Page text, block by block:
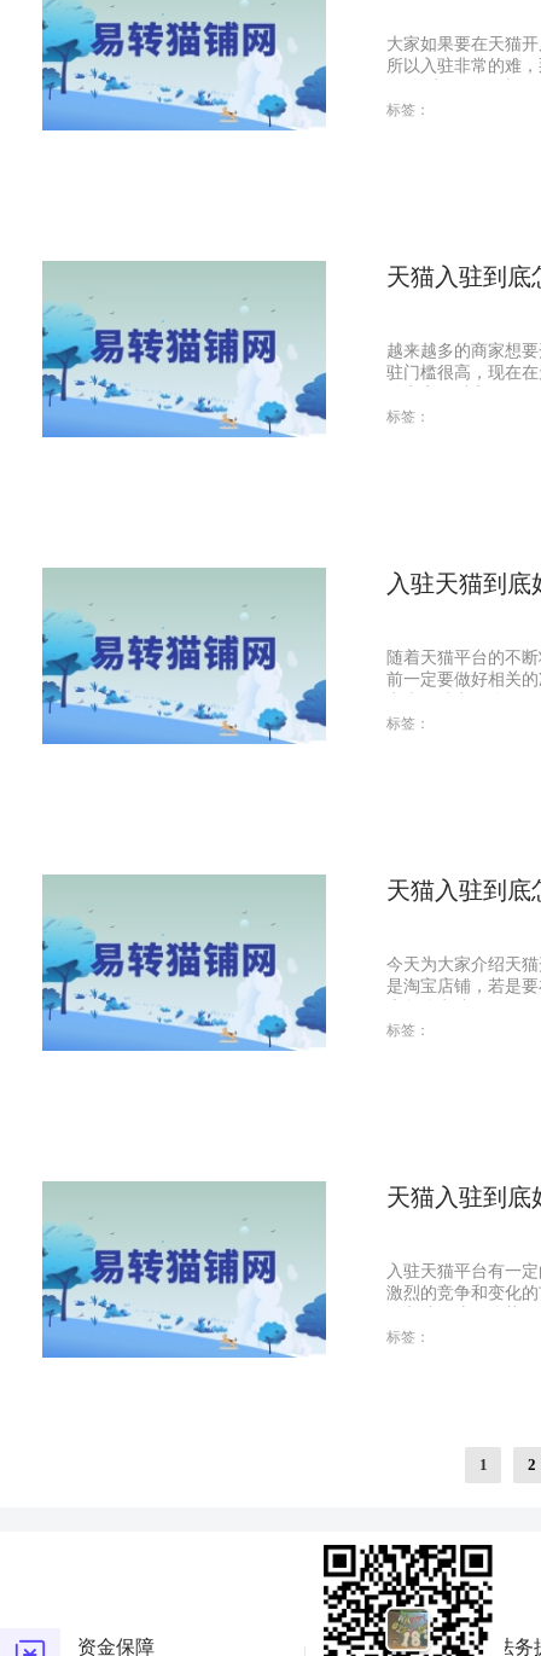
大家如果要在天猫
所以入驻非常的难
标签：
天猫入驻到底
越来越多的商家想
驻门槛很高，现在
标签：
入驻天猫到
随着天猫平台的不
前一定要做好相关
标签：
天猫入驻到底
今天为大家介绍天
是淘宝店铺，若是
标签：
天猫入驻到底
入驻天猫平台有一
激烈的竞争和变化
标签：
1 2
资金保障 法